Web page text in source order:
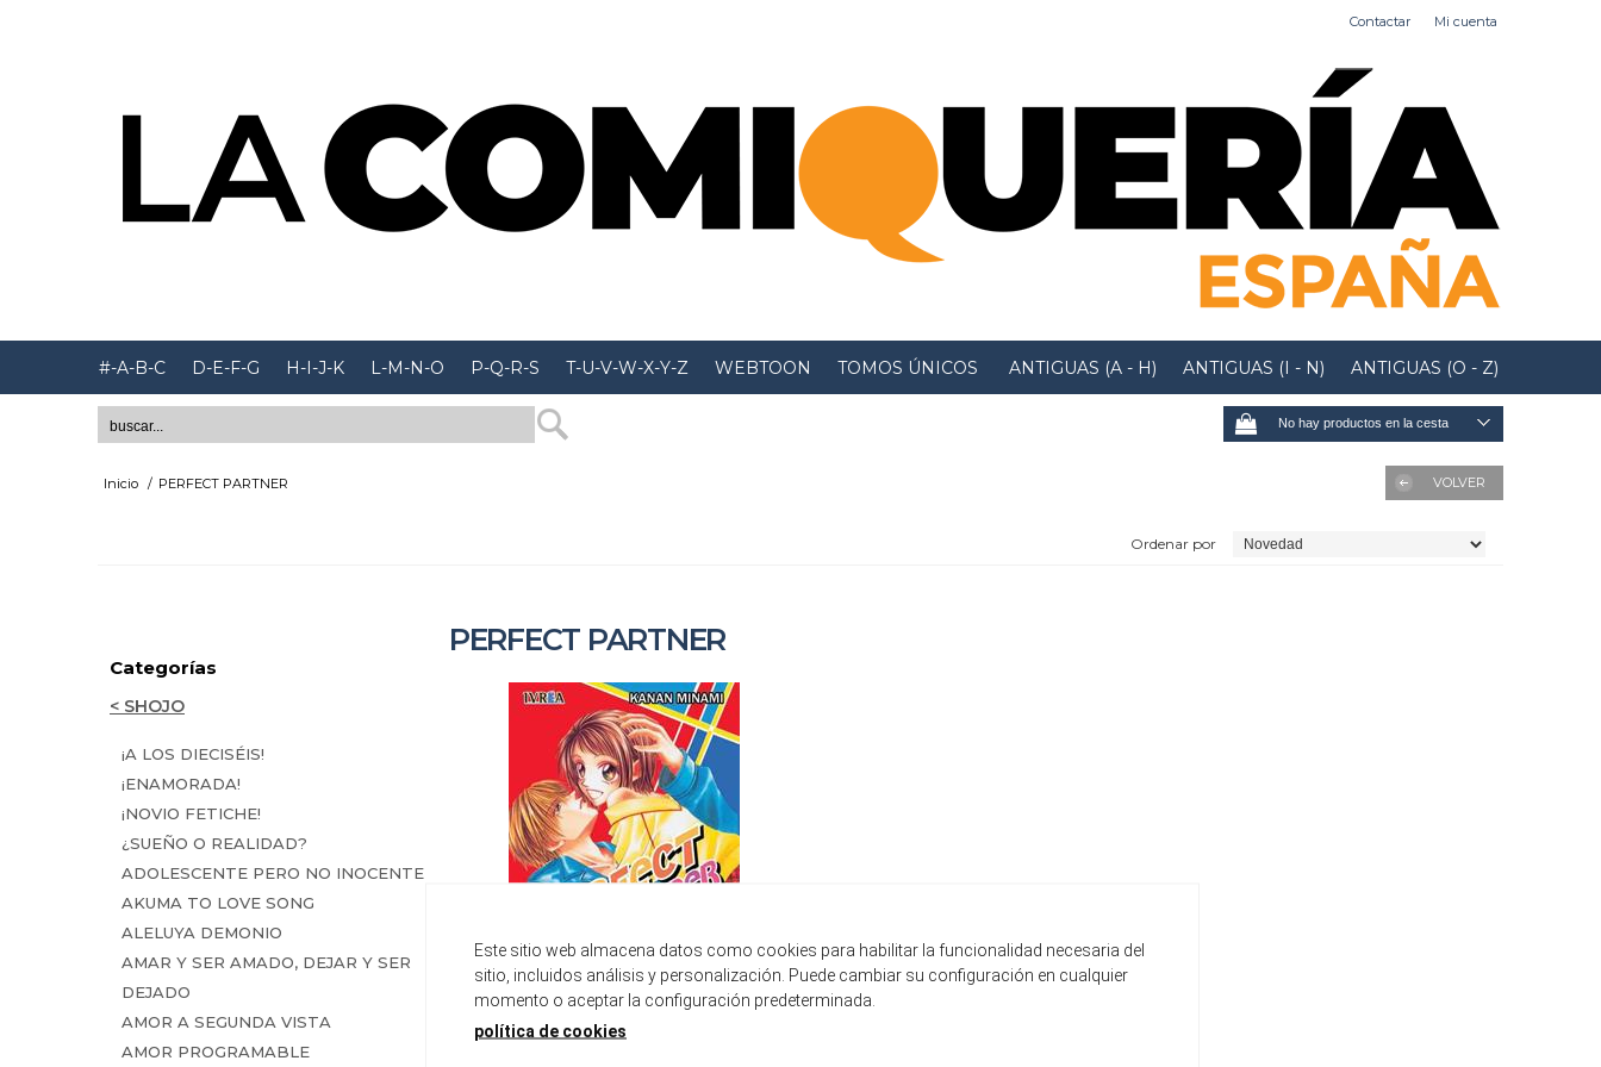
Contactar Mi cuenta
#-A-B-C D-E-F-G H-I-J-K L-M-N-O P-Q-R-S T-U-V-W-X-Y-Z WEBTOON TOMOS ÚNICOS ANTIGUAS (A - H) ANTIGUAS (I - N) ANTIGUAS (O - Z)
No hay productos en la cesta
Inicio / PERFECT PARTNER VOLVER
Ordenar por
Categorías
< SHOJO
¡A LOS DIECISÉIS!
¡ENAMORADA!
¡NOVIO FETICHE!
¿SUEÑO O REALIDAD?
ADOLESCENTE PERO NO INOCENTE
AKUMA TO LOVE SONG
ALELUYA DEMONIO
AMAR Y SER AMADO, DEJAR Y SER
DEJADO
AMOR A SEGUNDA VISTA
AMOR PROGRAMABLE
PERFECT PARTNER
PERFECT PARTNER
Este sitio web almacena datos como cookies para habilitar la funcionalidad necesaria del
sitio, incluidos análisis y personalización. Puede cambiar su configuración en cualquier
momento o aceptar la configuración predeterminada.
política de cookies